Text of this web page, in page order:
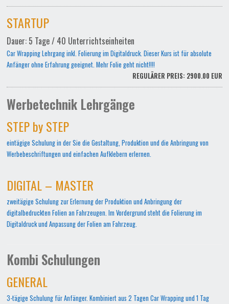
STARTUP
Dauer: 5 Tage / 40 Unterrichtseinheiten
Car Wrapping Lehrgang inkl. Folierung im Digitaldruck. Dieser Kurs ist für absolute
Anfänger ohne Erfahrung geeignet. Mehr Folie geht nicht!!!!
REGULÄRER PREIS: 2900.00 EUR
Werbetechnik Lehrgänge
STEP by STEP
eintägige Schulung in der Sie die Gestaltung, Produktion und die Anbringung von
Werbebeschriftungen und einfachen Aufklebern erlernen.
DIGITAL – MASTER
zweitägige Schulung zur Erlernung der Produktion und Anbringung der
digitalbedruckten Folien an Fahrzeugen. Im Vordergrund steht die Folierung im
Digitaldruck und Anpassung der Folien am Fahrzeug.
Kombi Schulungen
GENERAL
3-tägige Schulung für Anfänger. Kombiniert aus 2 Tagen Car Wrapping und 1 Tag